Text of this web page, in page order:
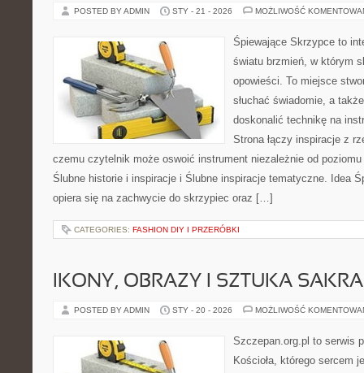
POSTED BY ADMIN STY - 21 - 2026 MOŻLIWOŚĆ
Śpiewające Skrzypce to
światu brzmień, w którym
opowieści. To miejsce
słuchać świadomie, a
doskonalić technikę na
Strona łączy inspiracje z
czemu czytelnik może oswoić instrument niezależnie od
Ślubne historie i inspiracje i Ślubne inspiracje tematyczne. Idea
opiera się na zachwycie do skrzypiec oraz […]
CATEGORIES: FASHION DIY I PRZERÓBKI
IKONY, OBRAZY I SZTUKA
POSTED BY ADMIN STY - 20 - 2026 MOŻLIWOŚĆ
Szczepan.org.pl to serwis
Kościoła, którego sercem